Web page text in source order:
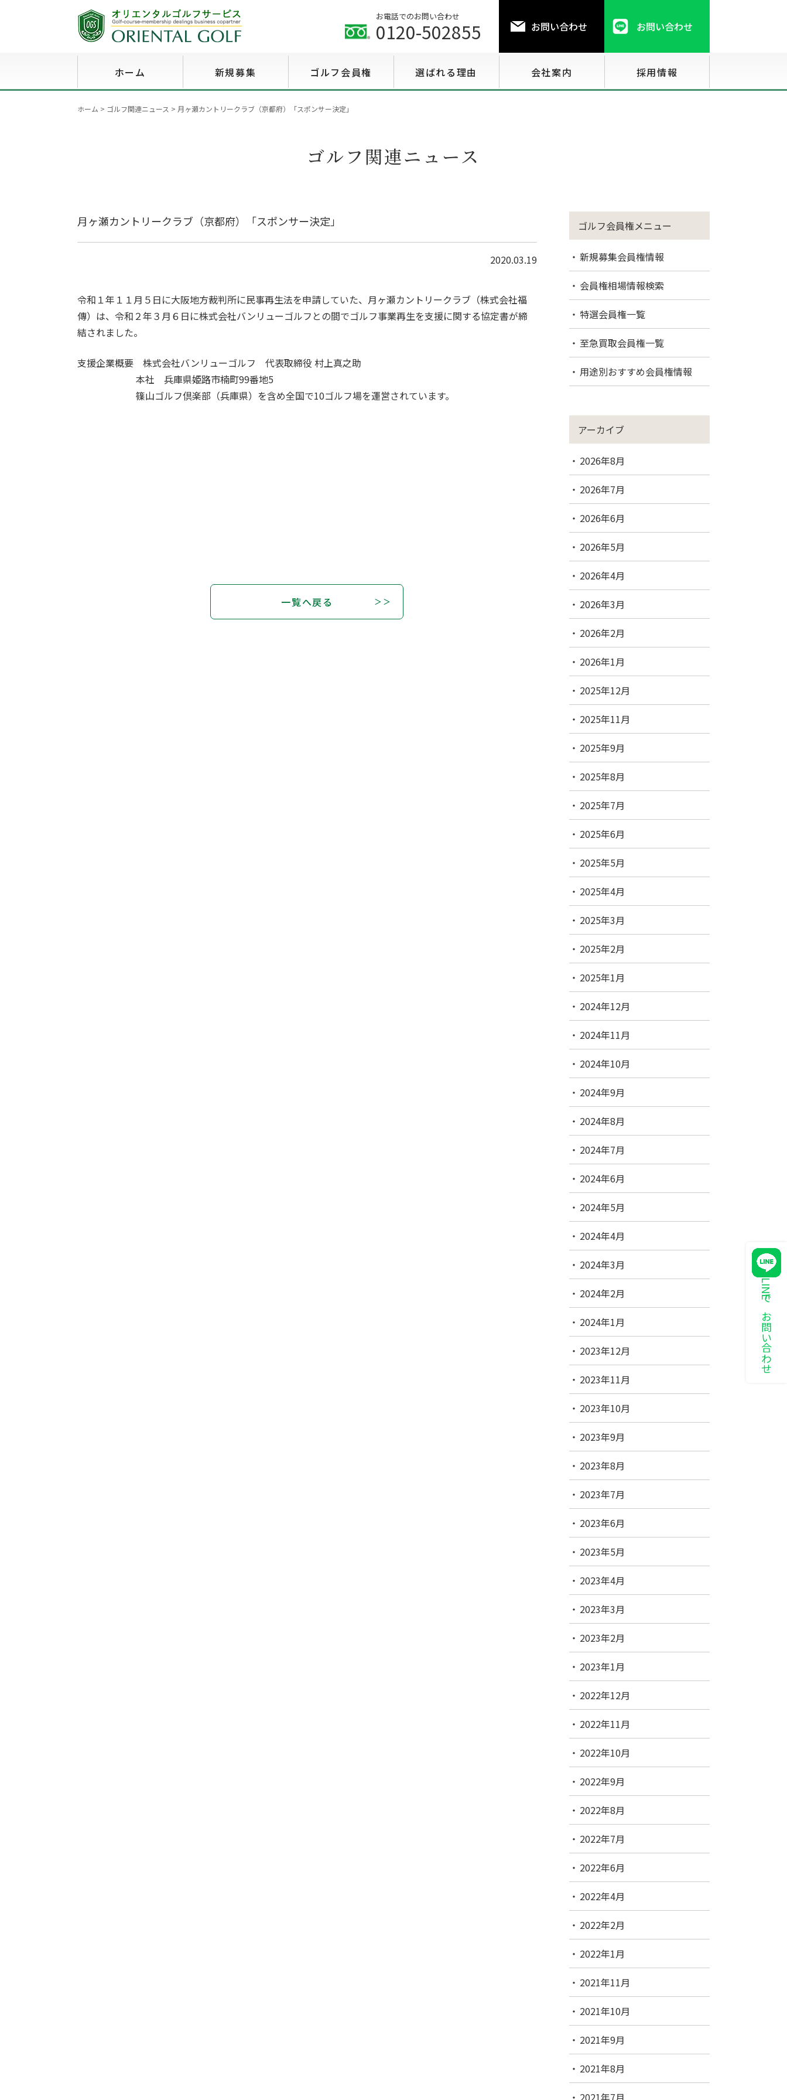
お電話でのお問い合わせ
0120-502855 お問い合わせ お問い合わせ
ホーム 新規募集 ゴルフ会員権
ゴルフ会員権相場情報
至急買い会員権情報
選ばれる理由 会社案内 採用情報
LINEでお問い合わせ
ホーム > ゴルフ関連ニュース > 月ヶ瀬カントリークラブ（京都府）「スポンサー決定」
ゴルフ関連ニュース
月ヶ瀬カントリークラブ（京都府）「スポンサー決定」
2020.03.19
令和１年１１月５日に大阪地方裁判所に民事再生法を申請していた、月ヶ瀬カントリークラブ（株式会社福
傳）は、令和２年３月６日に株式会社バンリューゴルフとの間でゴルフ事業再生を支援に関する協定書が締
結されました。
支援企業概要 株式会社バンリューゴルフ 代表取締役 村上真之助
本社 兵庫県姫路市楠町99番地5
篠山ゴルフ倶楽部（兵庫県）を含め全国で10ゴルフ場を運営されています。
一覧へ戻る
ゴルフ会員権メニュー
新規募集会員権情報
会員権相場情報検索
特選会員権一覧
至急買取会員権一覧
用途別おすすめ会員権情報
アーカイブ
2026年8月
2026年7月
2026年6月
2026年5月
2026年4月
2026年3月
2026年2月
2026年1月
2025年12月
2025年11月
2025年9月
2025年8月
2025年7月
2025年6月
2025年5月
2025年4月
2025年3月
2025年2月
2025年1月
2024年12月
2024年11月
2024年10月
2024年9月
2024年8月
2024年7月
2024年6月
2024年5月
2024年4月
2024年3月
2024年2月
2024年1月
2023年12月
2023年11月
2023年10月
2023年9月
2023年8月
2023年7月
2023年6月
2023年5月
2023年4月
2023年3月
2023年2月
2023年1月
2022年12月
2022年11月
2022年10月
2022年9月
2022年8月
2022年7月
2022年6月
2022年4月
2022年2月
2022年1月
2021年11月
2021年10月
2021年9月
2021年8月
2021年7月